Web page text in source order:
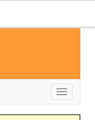
Toggle
navigation
-